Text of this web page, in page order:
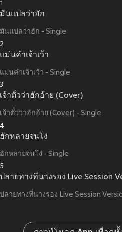
1
มันแปลว่าฮัก
มันแปลว่าฮัก - Single
2
แม่นคำเจ้าเว้า
แม่นคำเจ้าเว้า - Single
3
เจ้าตั๋วว่าฮักอ้าย (Cover)
เจ้าตั๋วว่าฮักอ้าย (Cover) - Single
4
ฮักหลายจนโง่
ฮักหลายจนโง่ - Single
5
ปลายทางที่นางรอง Live Session
ปลายทางที่นางรอง Live Session